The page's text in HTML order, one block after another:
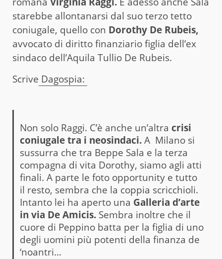
starebbe allontanarsi dal suo terzo tetto
coniugale, quello con Dorothy De Rubeis,
avvocato di diritto finanziario figlia dell’ex
sindaco dell’Aquila Tullio De Rubeis.
Scrive Dagospia:
Non solo Raggi. C’è anche un’altra crisi
coniugale tra i neosindaci.A Milano si
sussurra che tra Beppe Sala e la terza
compagna di vita Dorothy, siamo agli atti
finali. A parte le foto opportunity e tutto
il resto, sembra che la coppia scricchioli.
Intanto lei ha aperto una Galleria d’arte
in via De Amicis.Sembra inoltre che il
cuore di Peppino batta per la figlia di uno
degli uomini più potenti della finanza de
‘noantri…